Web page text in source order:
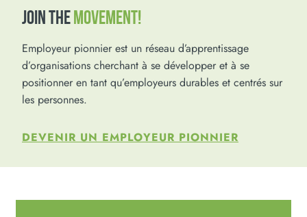
JOIN THEMOVEMENT!
Employeur pionnier est un réseau d’apprentissage
d’organisations cherchant à se développer et à se
positionner en tant qu’employeurs durables et centrés sur
les personnes.
DEVENIR UN EMPLOYEUR PIONNIER